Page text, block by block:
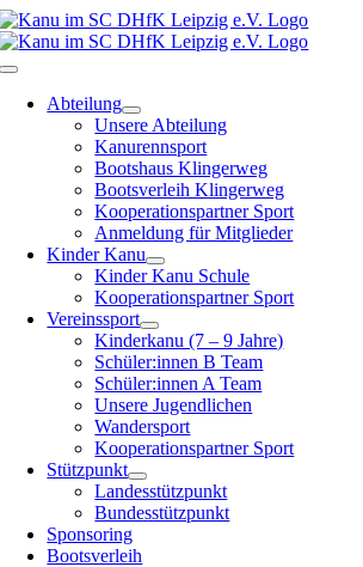
Zum
Inhalt
springen
Toggle
NavigationAbteilung
Unsere Abteilung
Kanurennsport
Bootshaus Klingerweg
Bootsverleih Klingerweg
Kooperationspartner Sport
Anmeldung für Mitglieder
Kinder Kanu
Kinder Kanu Schule
Kooperationspartner Sport
Vereinssport
Kinderkanu (7 – 9 Jahre)
Schüler:innen B Team
Schüler:innen A Team
Unsere Jugendlichen
Wandersport
Kooperationspartner Sport
Stützpunkt
Landesstützpunkt
Bundesstützpunkt
Sponsoring
Bootsverleih